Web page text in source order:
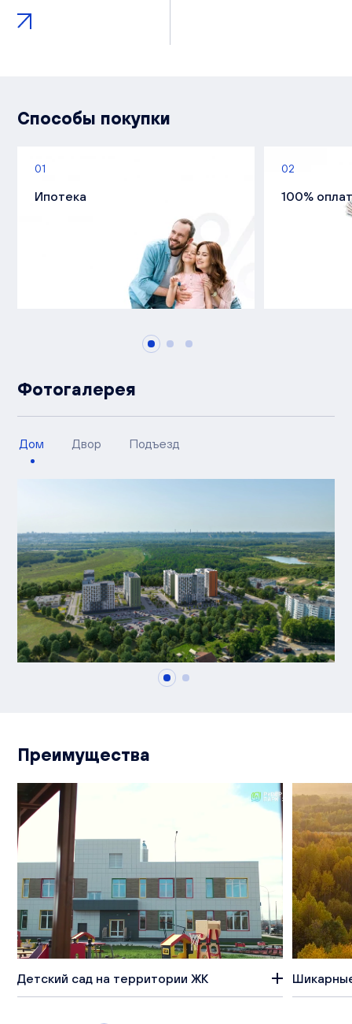
Способы покупки
01
Ипотека
02
100%
Фотогалерея
Дом Двор Подъезд
Преимущества
Детский сад на территории ЖК